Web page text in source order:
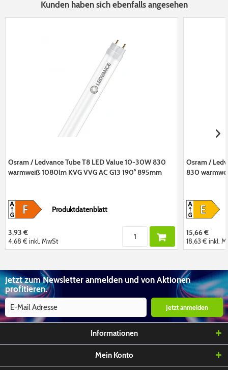
Kunden haben sich ebenfalls angesehen
Osram / Ledvance Tube T8 LED Value 10-30W 830
warmweiß 1080lm KVG VVG AC G13 190° 895mm
Produktdatenblatt
3,93 €
4,68 € inkl. MwSt
Osram /
830
15,66 €
18,63 €inkl.
Jetzt zum Newsletter anmelden und von Aktionen
profitieren.
Jetzt anmelden
Informationen
Mein Konto